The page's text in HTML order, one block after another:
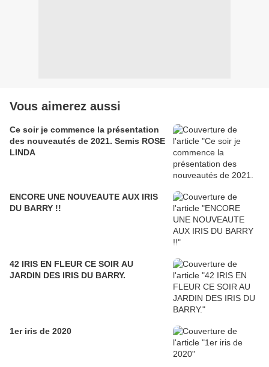
Vous aimerez aussi
Ce soir je commence la présentation
des nouveautés de 2021. Semis ROSE
LINDA
ENCORE UNE NOUVEAUTE AUX IRIS
DU BARRY !!
42 IRIS EN FLEUR CE SOIR AU
JARDIN DES IRIS DU BARRY.
1er iris de 2020